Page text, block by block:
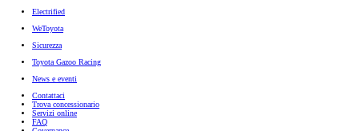
Electrified
WeToyota
Sicurezza
Toyota Gazoo Racing
News e eventi
Contattaci
Trova concessionario
Servizi online
FAQ